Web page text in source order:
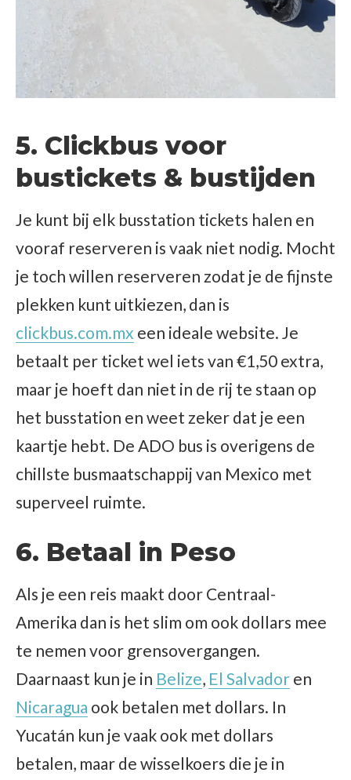
5. Clickbus voor
bustickets & bustijden
Je kunt bij elk busstation tickets halen en
vooraf reserveren is vaak niet nodig. Mocht
je toch willen reserveren zodat je de fijnste
plekken kunt uitkiezen, dan is
clickbus.com.mx een ideale website. Je
betaalt per ticket wel iets van €1,50 extra,
maar je hoeft dan niet in de rij te staan op
het busstation en weet zeker dat je een
kaartje hebt. De ADO bus is overigens de
chillste busmaatschappij van Mexico met
superveel ruimte.
6. Betaal in Peso
Als je een reis maakt door Centraal-
Amerika dan is het slim om ook dollars mee
te nemen voor grensovergangen.
Daarnaast kun je in Belize, El Salvador en
Nicaragua ook betalen met dollars. In
Yucatán kun je vaak ook met dollars
betalen, maar de wisselkoers die je in